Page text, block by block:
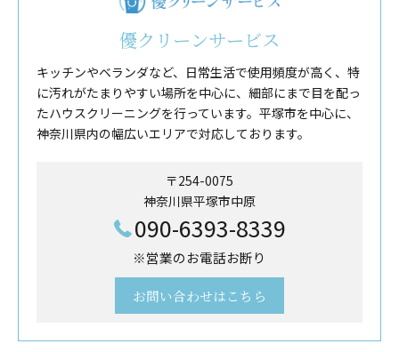
優クリーンサービス
キッチンやベランダなど、日常生活で使用頻度が高く、特
に汚れがたまりやすい場所を中心に、細部にまで目を配っ
たハウスクリーニングを行っています。平塚市を中心に、
神奈川県内の幅広いエリアで対応しております。
〒254-0075
神奈川県平塚市中原
090-6393-8339
※営業のお電話お断り
お問い合わせはこちら